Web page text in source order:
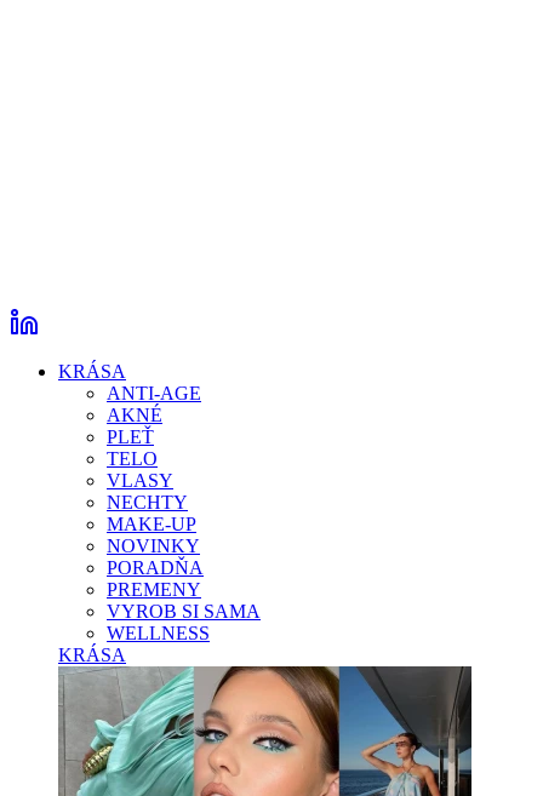
KRÁSA
ANTI-AGE
AKNÉ
PLEŤ
TELO
VLASY
NECHTY
MAKE-UP
NOVINKY
PORADŇA
PREMENY
VYROB SI SAMA
WELLNESS
KRÁSA